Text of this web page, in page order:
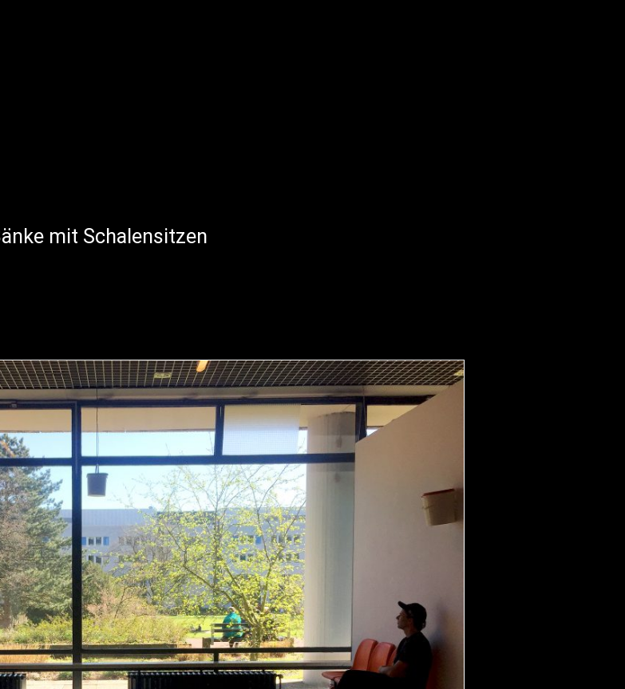
mit Schalensitzen